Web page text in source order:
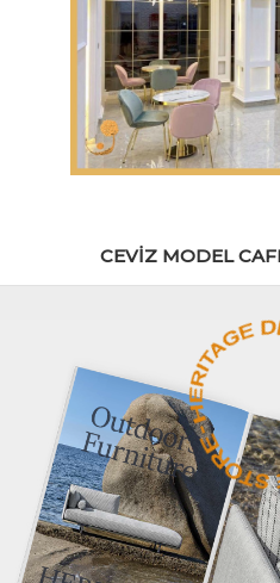
CEVIZ MODEL